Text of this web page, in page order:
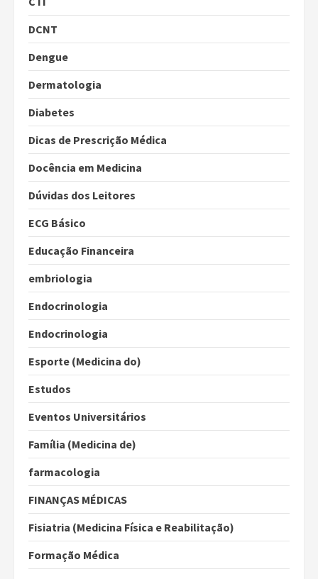
DCNT
Dengue
Dermatologia
Diabetes
Dicas de Prescrição Médica
Docência em Medicina
Dúvidas dos Leitores
ECG Básico
Educação Financeira
embriologia
Endocrinologia
Endocrinologia
Esporte (Medicina do)
Estudos
Eventos Universitários
Família (Medicina de)
farmacologia
FINANÇAS MÉDICAS
Fisiatria (Medicina Física e Reabilitação)
Formação Médica